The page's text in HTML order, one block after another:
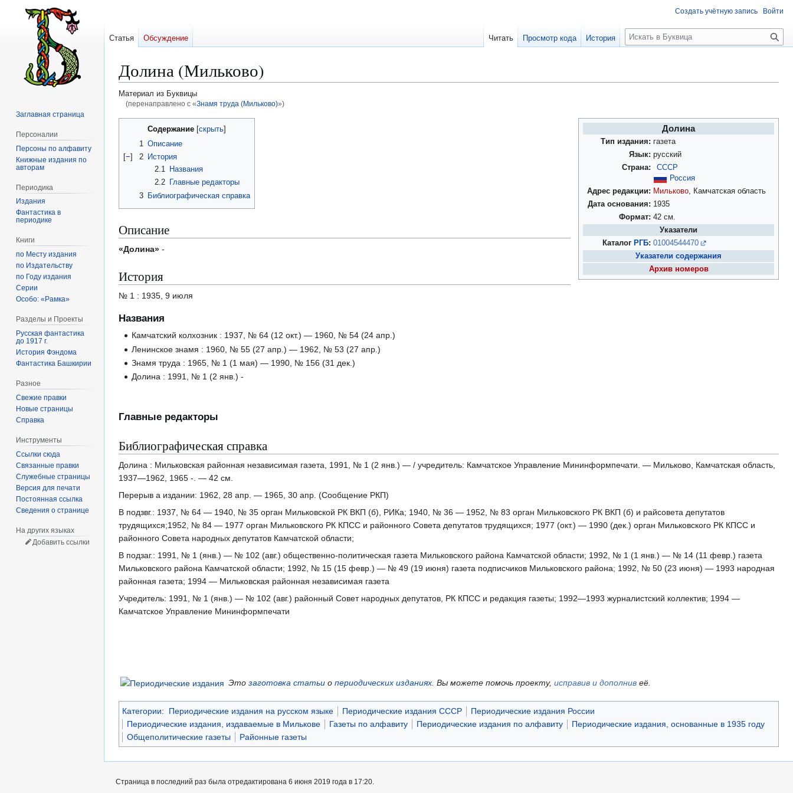
Долина (Мильково)
Материал из Буквицы
(перенаправлено с «Знамя труда (Мильково)»)
Перейти
Перейти
Долина
Тип издания: газета
Язык: русский
Страна:
СССР
Россия
Адрес редакции: Мильково , Камчатская область
Дата основания: 1935
Формат: 42 см.
Указатели
Каталог РГБ: 01004544470
Указатели содержания
Архив номеров
Содержание
1 Описание
[−] 2
История
2.1
Названия
2.2 Главные редакторы
3 Библиографическая справка
Описание
«Долина» -
История
№ 1 : 1935, 9 июля
Названия
Камчатский колхозник : 1937, № 64 (12 окт.) — 1960, № 54 (24 апр.)
Ленинское знамя : 1960, № 55 (27 апр.) — 1962, № 53 (27 апр.)
Знамя труда : 1965, № 1 (1 мая) — 1990, № 156 (31 дек.)
Долина : 1991, № 1 (2 янв.) -
Главные редакторы
Библиографическая справка
Долина : Мильковская районная независимая газета, 1991, № 1 (2 янв.) — / учредитель: Камчатское Управление Мининформпечати. — Мильково, Камчатская область,
1937—1962, 1965 -. — 42 см.
Перерыв а издании: 1962, 28 апр. — 1965, 30 апр. (Сообщение РКП)
В подзвг.: 1937, № 64 — 1940, № 35 орган Мильковской РК ВКП (б), РИКа; 1940, № 36 — 1952, № 83 орган Мильковского РК ВКП (б) и райсовета депутатов
трудящихся;1952, № 84 — 1977 орган Мильковского РК КПСС и районного Совета депутатов трудящихся; 1977 (окт.) — 1990 (дек.) орган Мильковского РК КПСС и
районного Совета народных депутатов Камчатской области;
В подзаг.: 1991, № 1 (янв.) — № 102 (авг.) общественно-политическая газета Мильковского района Камчатской области; 1992, № 1 (1 янв.) — № 14 (11 февр.) газета
Мильковского района Камчатской области; 1992, № 15 (15 февр.) — № 49 (19 июня) газета подписчиков Мильковского района; 1992, № 50 (23 июня) — 1993 народная
районная газета; 1994 — Мильковская районная независимая газета
Учредитель: 1991, № 1 (янв.) — № 102 (авг.) районный Совет народных депутатов, РК КПСС и редакция газеты; 1992—1993 журналистский коллектив; 1994 —
Камчатское Управление Мининформпечати
Это заготовка статьи о периодических изданиях Вы можете помочь проекту, исправив и дополнив её.
Категории: Периодические издания на русском языке Периодические издания СССР
Периодические издания России
Периодические издания, издаваемые в Милькове
Газеты по алфавиту Периодические издания по алфавиту
Периодические издания, основанные в 1935 году
Общеполитические газеты
Районные газеты
Создать учётную запись Войти
Статья Обсуждение Читать Просмотр кода История
П
о
к
Заглавная страница
Персоналии
Персоны по алфавиту
Книжные издания по
авторам
Периодика
Издания
Фантастика в
периодике
Книги
по Месту издания
по Издательству
по Году издания
Серии
Особо: «Рамка»
Разделы и Проекты
Русская фантастика
до 1917 г.
История Фэндома
Фантастика Башкирии
Разное
Свежие правки
Новые страницы
Справка
Инструменты
Ссылки сюда
Связанные правки
Служебные страницы
Версия для печати
Постоянная ссылка
Сведения о странице
На других языках
Добавить ссылки
Страница в последний раз была отредактирована 6 июня 2019 года в 17:20.